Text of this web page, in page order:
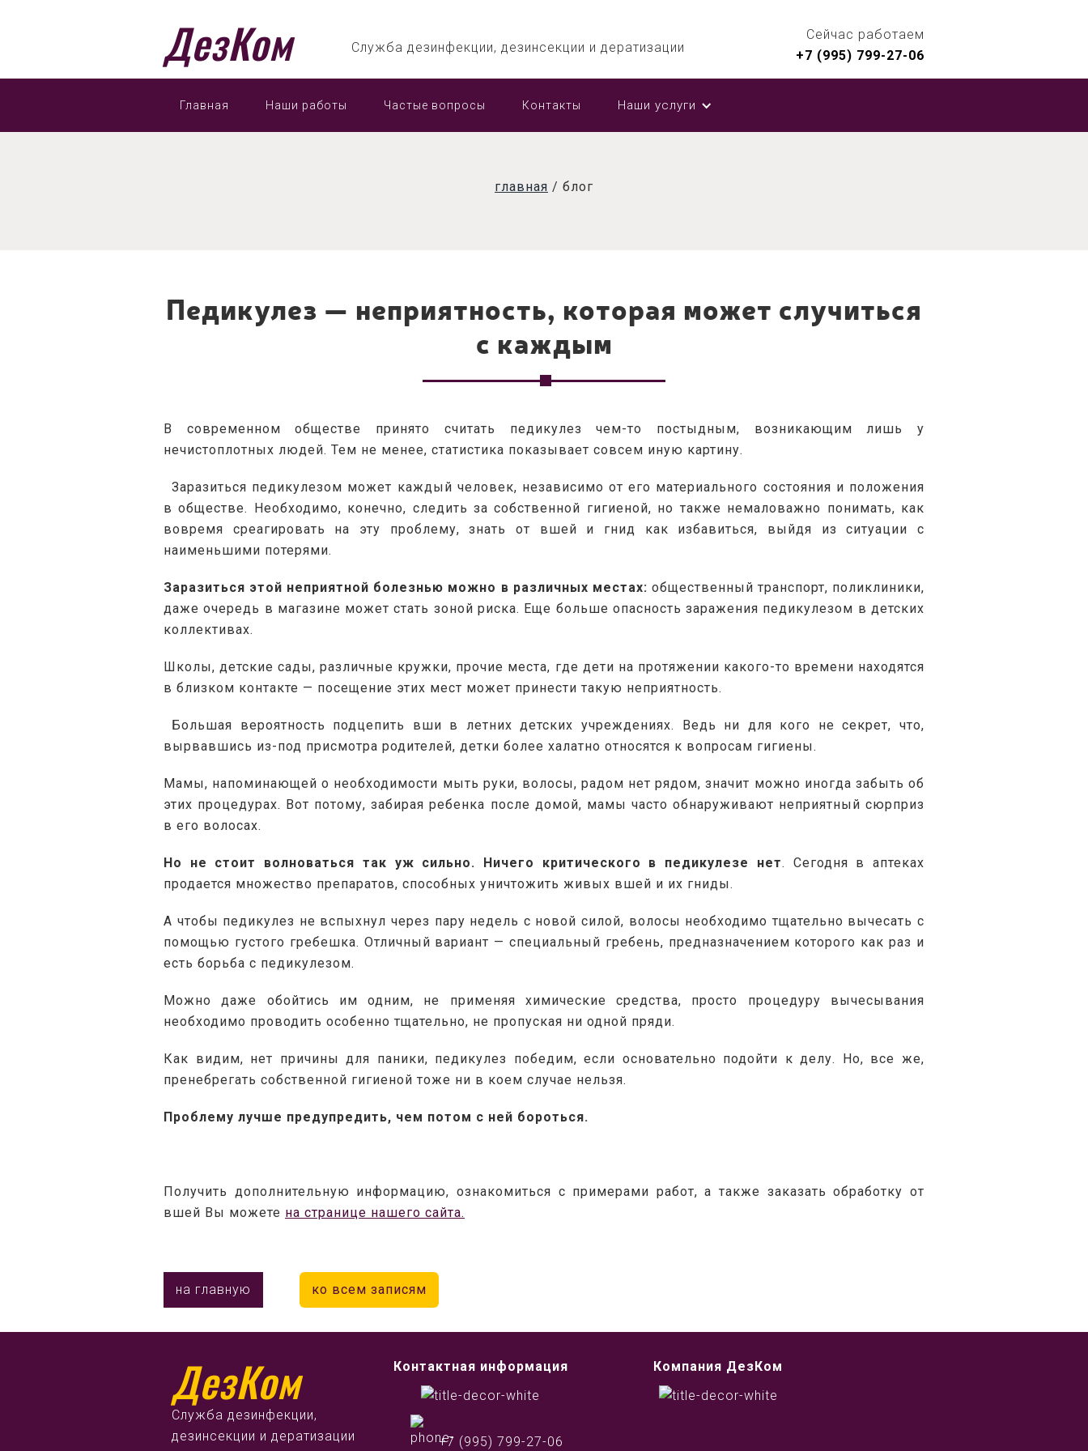
ДезКом Служба дезинфекции, дезинсекции и дератизации
Сейчас работаем
+7 (995) 799-27-06
Главная Наши работы Частые вопросы Контакты Наши услуги
главная / блог
Педикулез — неприятность, которая может случиться
с каждым
В современном обществе принято считать педикулез чем-то постыдным, возникающим лишь у
нечистоплотных людей. Тем не менее, статистика показывает совсем иную картину.
Заразиться педикулезом может каждый человек, независимо от его материального состояния и положения
в обществе. Необходимо, конечно, следить за собственной гигиеной, но также немаловажно понимать, как
вовремя среагировать на эту проблему, знать от вшей и гнид как избавиться, выйдя из ситуации с
наименьшими потерями.
Заразиться этой неприятной болезнью можно в различных местах: общественный транспорт, поликлиники,
даже очередь в магазине может стать зоной риска. Еще больше опасность заражения педикулезом в детских
коллективах.
Школы, детские сады, различные кружки, прочие места, где дети на протяжении какого-то времени находятся
в близком контакте — посещение этих мест может принести такую неприятность.
Большая вероятность подцепить вши в летних детских учреждениях. Ведь ни для кого не секрет, что,
вырвавшись из-под присмотра родителей, детки более халатно относятся к вопросам гигиены.
Мамы, напоминающей о необходимости мыть руки, волосы, радом нет рядом, значит можно иногда забыть об
этих процедурах. Вот потому, забирая ребенка после домой, мамы часто обнаруживают неприятный сюрприз
в его волосах.
Но не стоит волноваться так уж сильно. Ничего критического в педикулезе нет. Сегодня в аптеках
продается множество препаратов, способных уничтожить живых вшей и их гниды.
А чтобы педикулез не вспыхнул через пару недель с новой силой, волосы необходимо тщательно вычесать с
помощью густого гребешка. Отличный вариант — специальный гребень, предназначением которого как раз и
есть борьба с педикулезом.
Можно даже обойтись им одним, не применяя химические средства, просто процедуру вычесывания
необходимо проводить особенно тщательно, не пропуская ни одной пряди.
Как видим, нет причины для паники, педикулез победим, если основательно подойти к делу. Но, все же,
пренебрегать собственной гигиеной тоже ни в коем случае нельзя.
Проблему лучше предупредить, чем потом с ней бороться.
Получить дополнительную информацию, ознакомиться с примерами работ, а также заказать обработку от
вшей Вы можете на странице нашего сайта.
на главную ко всем записям
ДезКом
Служба дезинфекции,
дезинсекции и дератизации
Контактная информация
+7 (995) 799-27-06
Компания ДезКом